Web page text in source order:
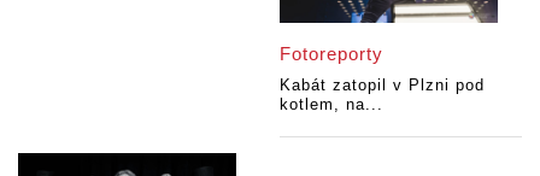
Fotoreporty
Kabát zatopil v Plzni pod
kotlem, na...